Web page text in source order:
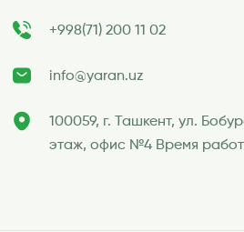
+998(71) 200 11 02
info@yaran.uz
100059, г. Ташкент, ул.
этаж, офис №4 Время